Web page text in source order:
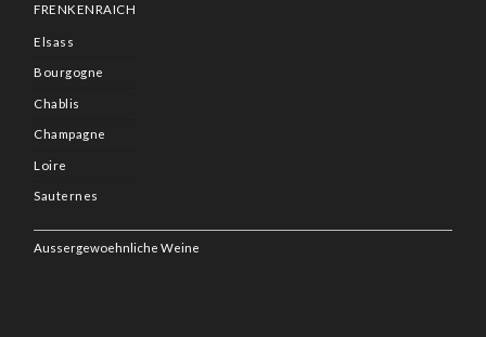
FRENKENRAICH
Elsass
Bourgogne
Chablis
Champagne
Loire
Sauternes
Aussergewoehnliche Weine